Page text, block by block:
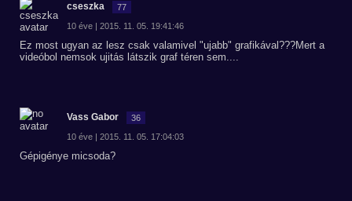
cseszka 77
10 éve | 2015. 11. 05. 19:41:46
Ez most ugyan az lesz csak valamivel "ujabb" grafikával???Mert a
videóbol nemsok ujitás látszik graf téren sem....
Vass Gabor 36
10 éve | 2015. 11. 05. 17:04:03
Gépigénye micsoda?